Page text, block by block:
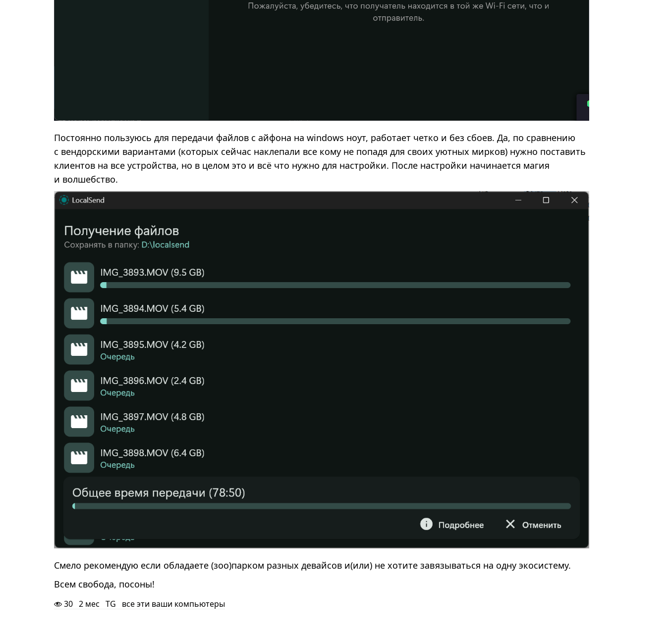
Постоянно пользуюсь для передачи файлов с айфона на windows ноут, работает четко и без сбоев. Да, по сравнению
с вендорскими вариантами (которых сейчас наклепали все кому не попадя для своих уютных мирков) нужно поставить
клиентов на все устройства, но в целом это и всё что нужно для настройки. После настройки начинается магия
и волшебство.
Смело рекомендую если обладаете (зоо)парком разных девайсов и(или) не хотите завязываться на одну экосистему.
Всем свобода, посоны!
30 2 мес TG все эти ваши компьютеры